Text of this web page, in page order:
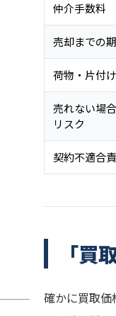
仲介手数料
売却までの
荷物・片付け
売れない場
リスク
契約不適合
「
確かに買取価